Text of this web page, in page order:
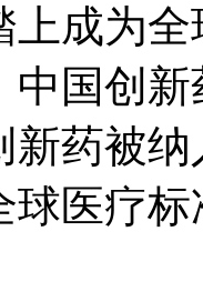
上成为
中国创
新药被
球医疗